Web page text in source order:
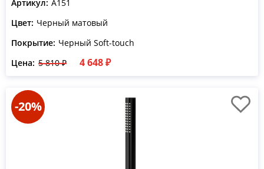
Артикул: A151
Цвет: Черный матовый
Покрытие: Черный Soft-touch
Цена: 5 810 ₽ 4 648 ₽
-20%